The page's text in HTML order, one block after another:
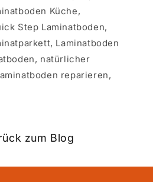
Küche,
Step Laminatboden,
Laminatboden
natürlicher
reparieren,
zum Blog